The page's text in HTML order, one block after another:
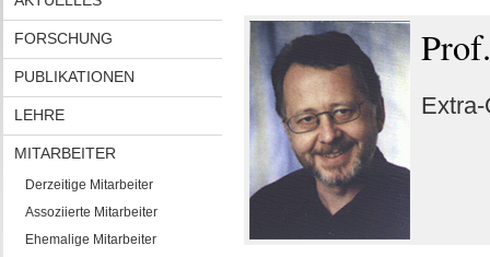
FORSCHUNG
PUBLIKATIONEN
LEHRE
MITARBEITER
Derzeitige Mitarbeiter
Assoziierte Mitarbeiter
Ehemalige Mitarbeiter